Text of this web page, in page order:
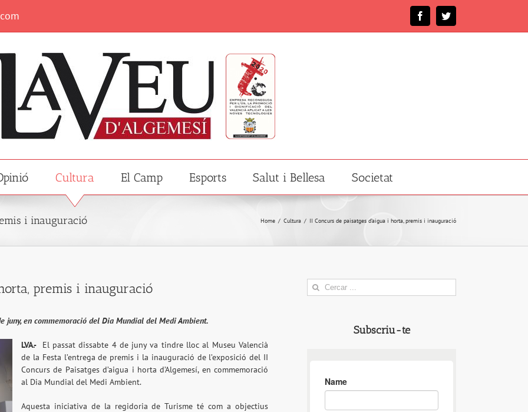
FacebookTwitter
Cultura El Camp Esports Salut i Bellesa Societat
i inauguració Home / Cultura / II Concurs de paisatges d’aigua i horta, premis i inauguració
premis i inauguració
juny, en commemoració del Dia Mundial del Medi Ambient.
LVA.- El passat dissabte 4 de juny va tindre lloc al Museu Valencià
de la Festa l’entrega de premis i la inauguració de l’exposició del II
Concurs de Paisatges d’aigua i horta d’Algemesí, en commemoració
al Dia Mundial del Medi Ambient.
Aquesta iniciativa de la regidoria de Turisme té com a objectius
Search
for:
Subscriu-te